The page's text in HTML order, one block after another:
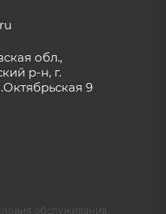
обл.,
р-н, г.
9
обслуживания